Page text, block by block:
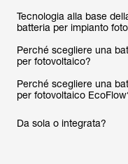
Tecnologia alla base
batteria per impianto
Perché scegliere una
per fotovoltaico?
Perché scegliere una
per fotovoltaico
Da sola o integrata?